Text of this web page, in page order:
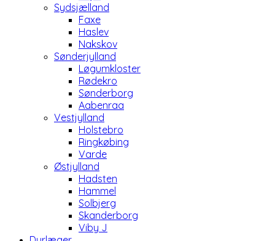
Sydsjælland
Faxe
Haslev
Nakskov
Sønderjylland
Løgumkloster
Rødekro
Sønderborg
Aabenraa
Vestjylland
Holstebro
Ringkøbing
Varde
Østjylland
Hadsten
Hammel
Solbjerg
Skanderborg
Viby J